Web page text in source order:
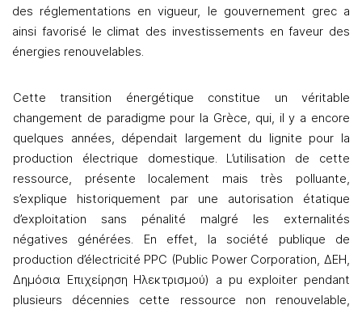
des réglementations en vigueur, le gouvernement grec a
ainsi favorisé le climat des investissements en faveur des
énergies renouvelables.
Cette transition énergétique constitue un véritable
changement de paradigme pour la Grèce, qui, il y a encore
quelques années, dépendait largement du lignite pour la
production électrique domestique. L’utilisation de cette
ressource, présente localement mais très polluante,
s’explique historiquement par une autorisation étatique
d’exploitation sans pénalité malgré les externalités
négatives générées. En effet, la société publique de
production d’électricité PPC (Public Power Corporation, ΔΕΗ
Δημόσια
Επιχείρηση Ηλεκτρισμού) a pu exploiter pendant
plusieurs décennies cette ressource non renouvelable,